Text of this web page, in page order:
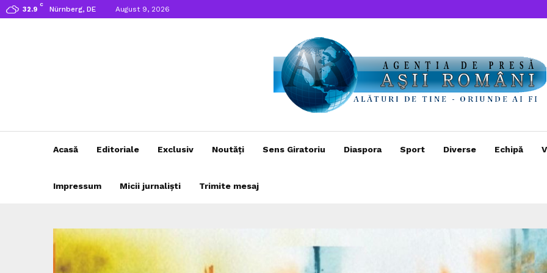
32.9
C
Nürnberg, DE August 9, 2026
Acasă Editoriale Exclusiv Noutăți Sens Giratoriu Diaspora Sport Diverse Echipă
Impressum Micii jurnaliști Trimite mesaj